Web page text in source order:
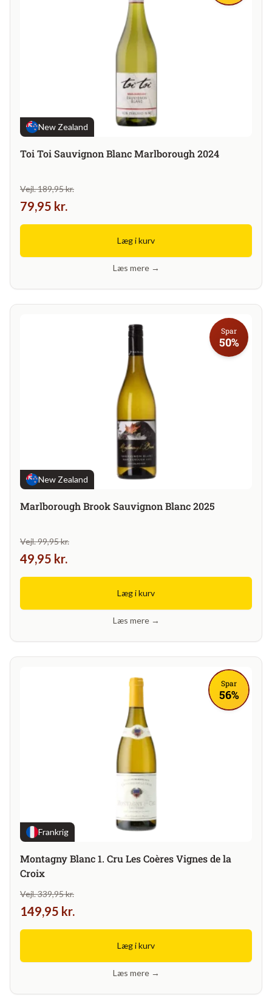
New Zealand
Toi Toi Sauvignon Blanc Marlborough 2024
Vejl. 189,95 kr.
79,95 kr.
Læg i kurv
Læs mere →
Spar
50%
New Zealand
Marlborough Brook Sauvignon Blanc 2025
Vejl. 99,95 kr.
49,95 kr.
Læg i kurv
Læs mere →
Spar
56%
Frankrig
Montagny Blanc 1. Cru Les Coères Vignes de la
Croix
Vejl. 339,95 kr.
149,95 kr.
Læg i kurv
Læs mere →